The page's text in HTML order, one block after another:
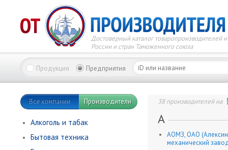
Достоверный каталог товаропроизводителей
России и стран Таможенного союза
Продукция Предприятия
Все компании Производители
Алкоголь и табак
Бытовая техника
38 производителей на
А
АОМЗ, ОАО
механический